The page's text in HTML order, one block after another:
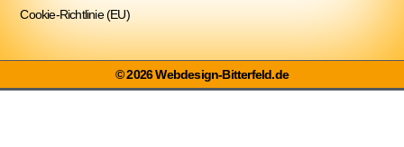
Cookie-Richtlinie (EU)
© 2026 Webdesign-Bitterfeld.de